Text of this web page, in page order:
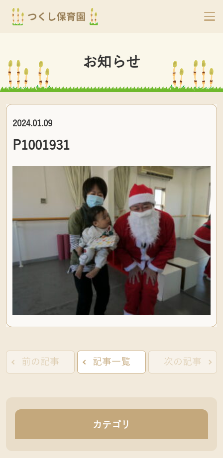
お知らせ
2024.01.09
P1001931
前の記事 記事一覧 次の記事
カテゴリ